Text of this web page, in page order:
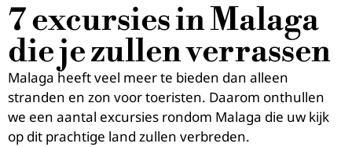
7 excursies in Malaga
die je zullen verrassen
Malaga heeft veel meer te bieden dan alleen
stranden en zon voor toeristen. Daarom onthullen
we een aantal excursies rondom Malaga die uw kijk
op dit prachtige land zullen verbreden.